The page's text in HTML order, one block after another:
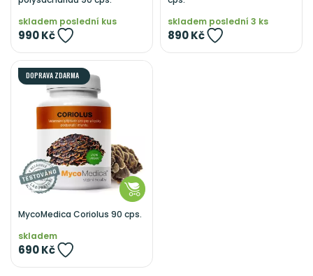
skladem poslední kus
990 Kč
skladem poslední 3 ks
890 Kč
DOPRAVA ZDARMA
MycoMedica Coriolus 90 cps.
skladem
690 Kč